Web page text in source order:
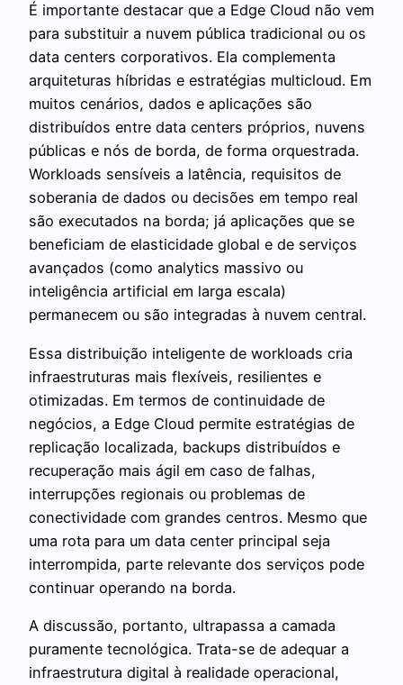
É importante destacar que a Edge Cloud não vem
para substituir a nuvem pública tradicional ou os
data centers corporativos. Ela complementa
arquiteturas híbridas e estratégias multicloud. Em
muitos cenários, dados e aplicações são
distribuídos entre data centers próprios, nuvens
públicas e nós de borda, de forma orquestrada.
Workloads sensíveis a latência, requisitos de
soberania de dados ou decisões em tempo real
são executados na borda; já aplicações que se
beneficiam de elasticidade global e de serviços
avançados (como analytics massivo ou
inteligência artificial em larga escala)
permanecem ou são integradas à nuvem central.
Essa distribuição inteligente de workloads cria
infraestruturas mais flexíveis, resilientes e
otimizadas. Em termos de continuidade de
negócios, a Edge Cloud permite estratégias de
replicação localizada, backups distribuídos e
recuperação mais ágil em caso de falhas,
interrupções regionais ou problemas de
conectividade com grandes centros. Mesmo que
uma rota para um data center principal seja
interrompida, parte relevante dos serviços pode
continuar operando na borda.
A discussão, portanto, ultrapassa a camada
puramente tecnológica. Trata-se de adequar a
infraestrutura digital à realidade operacional,